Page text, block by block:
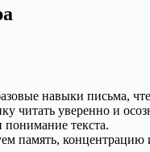
навыки письма,
читать уверенно и
текста.
память, концентрацию